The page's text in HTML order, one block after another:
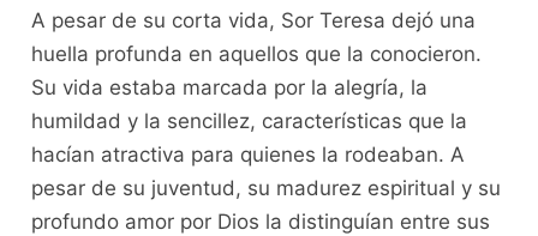
A pesar de su corta vida, Sor Teresa dejó una
huella profunda en aquellos que la conocieron.
Su vida estaba marcada por la alegría, la
humildad y la sencillez, características que la
hacían atractiva para quienes la rodeaban. A
pesar de su juventud, su madurez espiritual y su
profundo amor por Dios la distinguían entre sus